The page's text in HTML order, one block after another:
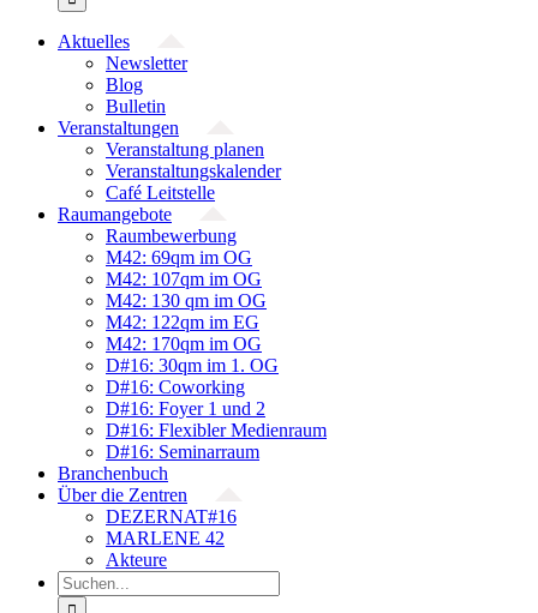
Aktuelles
Newsletter
Blog
Bulletin
Veranstaltungen
Veranstaltung planen
Veranstaltungskalender
Café Leitstelle
Raumangebote
Raumbewerbung
M42: 69qm im OG
M42: 107qm im OG
M42: 130 qm im OG
M42: 122qm im EG
M42: 170qm im OG
D#16: 30qm im 1. OG
D#16: Coworking
D#16: Foyer 1 und 2
D#16: Flexibler Medienraum
D#16: Seminarraum
Branchenbuch
Über die Zentren
DEZERNAT#16
MARLENE 42
Akteure
Suche
nach: